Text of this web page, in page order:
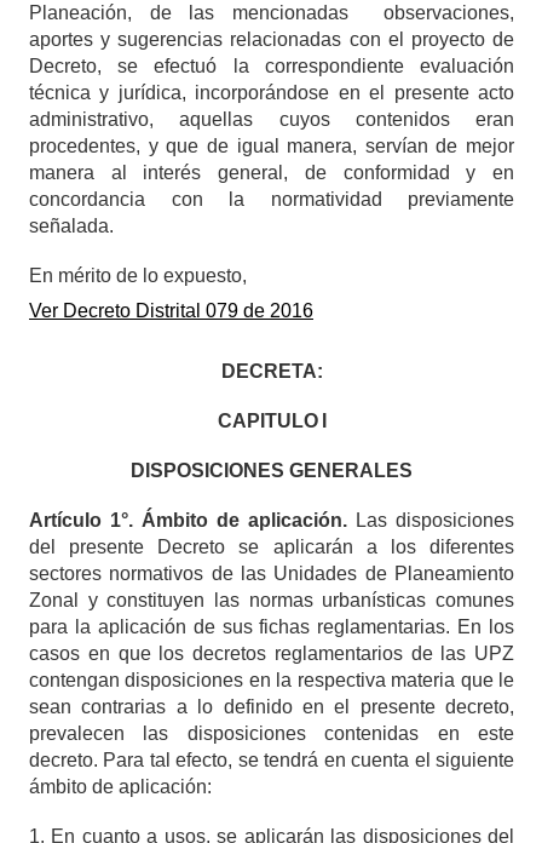
Planeación, de las mencionadas
observaciones,
aportes y sugerencias relacionadas con el proyecto de
Decreto, se efectuó la correspondiente evaluación
técnica y jurídica, incorporándose en el presente acto
administrativo, aquellas cuyos contenidos eran
procedentes, y que de igual manera, servían de mejor
manera al interés general, de conformidad y en
concordancia con la normatividad previamente
señalada.
En mérito de lo expuesto,
Ver Decreto Distrital 079 de 2016
DECRETA:
CAPITULO
DISPOSICIONES GENERALES
Artículo 1°. Ámbito de aplicación. Las disposiciones
del presente Decreto se aplicarán a los diferentes
sectores normativos de las Unidades de Planeamiento
Zonal y constituyen las normas urbanísticas comunes
para la aplicación de sus fichas reglamentarias. En los
casos en que los decretos reglamentarios de las UPZ
contengan disposiciones en la respectiva materia que le
sean contrarias a lo definido en el presente decreto,
prevalecen las disposiciones contenidas en este
decreto. Para tal efecto, se tendrá en cuenta el siguiente
ámbito de aplicación:
1. En cuanto a usos, se aplicarán las disposiciones del